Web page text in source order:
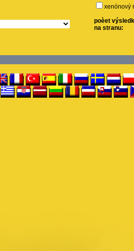
xenónový
poèet
na stranu: